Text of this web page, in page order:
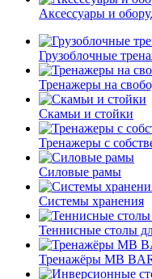
Аксессуары и
Грузоблочные
Тренажеры на
Скамьи и стойки
Тренажеры с
Силовые рамы
Системы хранения
Теннисные столы
Тренажёры MB